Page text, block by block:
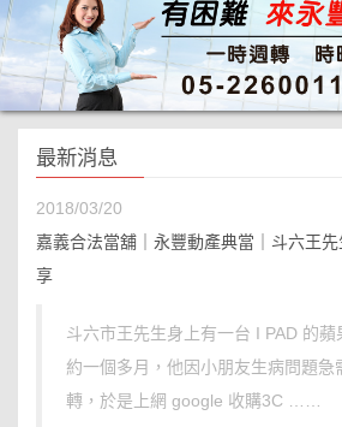
最新消息
2018/03/20
嘉義合法當舖｜永豐動產典當｜斗六王
享
斗六市王先生身上有一台 I PAD 的
約一個多月，他因小朋友生病問題急
轉，於是上網 google 收購3C ……